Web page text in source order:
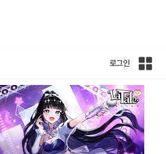
로그인
인